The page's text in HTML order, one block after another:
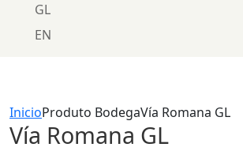
GL
EN
InicioProduto BodegaVía Romana GL
Vía Romana GL